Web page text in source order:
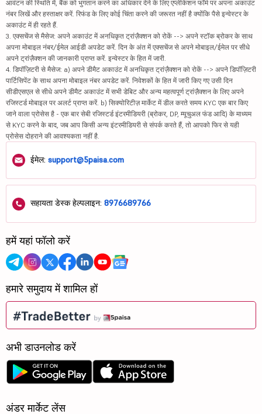
आवंटन की स्थिति में, बैंक को भुगतान करने का अधिकार देने के लिए एप्लीकेशन फॉर्म पर अपना अकाउंट
नंबर लिखें और हस्ताक्षर करें. रिफंड के लिए कोई चिंता करने की जरूरत नहीं है क्योंकि पैसे इन्वेस्टर के
अकाउंट में ही रहते हैं.
3. एक्सचेंज से मैसेज: अपने अकाउंट में अनधिकृत ट्रांज़ैक्शन को रोकें --> अपने स्टॉक ब्रोकर के साथ
अपना मोबाइल नंबर/ईमेल आईडी अपडेट करें. दिन के अंत में एक्सचेंज से अपने मोबाइल/ईमेल पर सीधे
अपने ट्रांज़ैक्शन की जानकारी प्राप्त करें. इन्वेस्टर के हित में जारी.
4. डिपॉज़िटरी से मैसेज: a) अपने डीमैट अकाउंट में अनधिकृत ट्रांज़ैक्शन को रोकें --> अपने डिपॉज़िटरी
पार्टिसिपेंट के साथ अपना मोबाइल नंबर अपडेट करें. निवेशकों के हित में जारी किए गए उसी दिन
सीडीएसएल से सीधे अपने डीमैट अकाउंट में सभी डेबिट और अन्य महत्वपूर्ण ट्रांज़ैक्शन के लिए अपने
रजिस्टर्ड मोबाइल पर अलर्ट प्राप्त करें. b) सिक्योरिटीज़ मार्केट में डील करते समय KYC एक बार किए
जाने वाला प्रोसेस है - एक बार सेबी रजिस्टर्ड इंटरमीडियरी (ब्रोकर, DP, म्यूचुअल फंड आदि) के माध्यम
से KYC करने के बाद, जब आप किसी अन्य इंटरमीडियरी से संपर्क करते हैं, तो आपको फिर से यही
प्रोसेस दोहराने की आवश्यकता नहीं है.
ईमेल: support@5paisa.com
सहायता डेस्क हेल्पलाइन: 8976689766
हमें यहां फॉलो करें
हमारे समुदाय में शामिल हों
अभी डाउनलोड करें
अंडर मार्केट लेंस